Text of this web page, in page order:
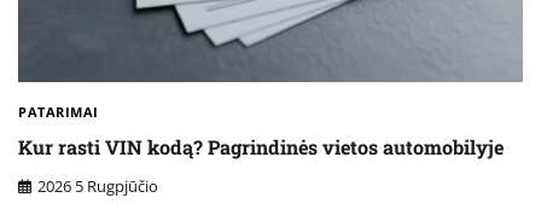
PATARIMAI
Kur rasti VIN kodą? Pagrindinės vietos automobilyje
2026 5 Rugpjūčio